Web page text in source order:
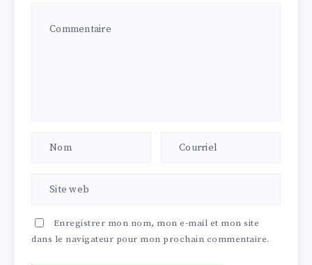
Enregistrer mon nom, mon e-mail et mon site
dans le navigateur pour mon prochain commentaire.